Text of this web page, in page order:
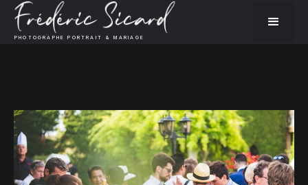
PHOTOGRAPHE PORTRAIT & MARIAGE